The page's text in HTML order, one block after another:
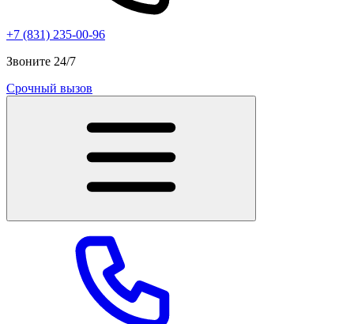
+7 (831) 235-00-96
Звоните 24/7
Срочный вызов